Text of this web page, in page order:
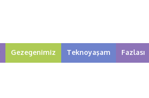
Gezegenimiz Teknoyaşam Fazlası